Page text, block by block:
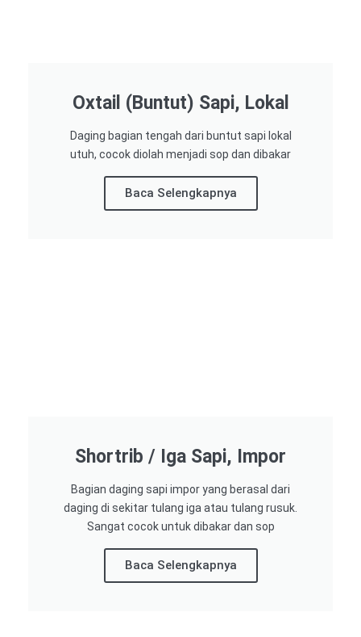
Oxtail (Buntut) Sapi, Lokal
Daging bagian tengah dari buntut sapi lokal
utuh, cocok diolah menjadi sop dan dibakar
Baca Selengkapnya
Shortrib / Iga Sapi, Impor
Bagian daging sapi impor yang berasal dari
daging di sekitar tulang iga atau tulang rusuk.
Sangat cocok untuk dibakar dan sop
Baca Selengkapnya